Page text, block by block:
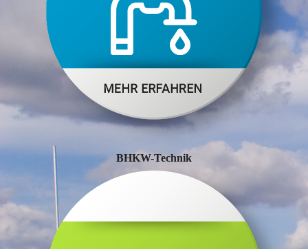
BHKW-Technik